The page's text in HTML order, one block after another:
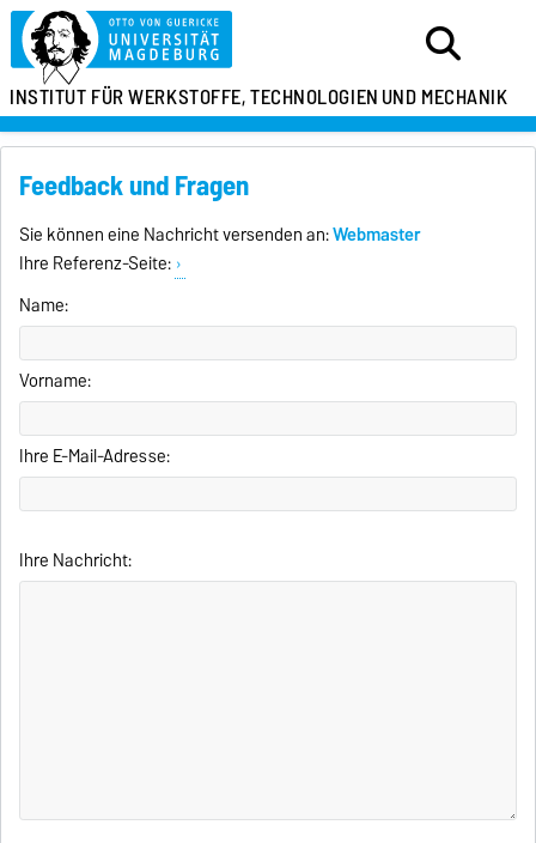
INSTITUT FÜRWERKSTOFFE, TECHNOLOGIENUND MECHANIK
Feedback und Fragen
Sie können eine Nachricht versenden an:Webmaster
Ihre Referenz-Seite:
Name:
Vorname:
Ihre E-Mail-Adresse:
Ihre Nachricht: